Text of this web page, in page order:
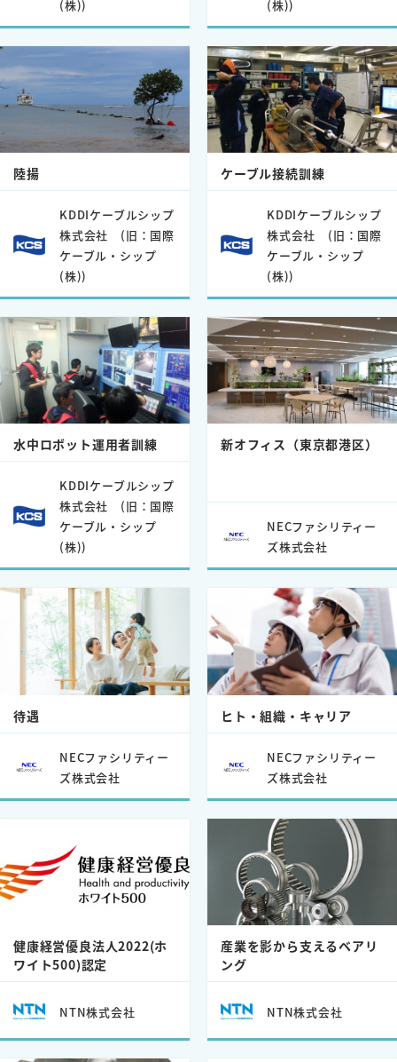
(株)) (株))
陸揚
KDDIケーブルシップ
株式会社 (旧：国際
ケーブル・シップ
(株))
ケーブル接続訓練
KDDIケーブルシップ
株式会社 (旧：国際
ケーブル・シップ
(株))
水中ロボット運用者訓練
KDDIケーブルシップ
株式会社 (旧：国際
ケーブル・シップ
(株))
新オフィス（東京都港区）
NECファシリティー
ズ株式会社
待遇
NECファシリティー
ズ株式会社
ヒト・組織・キャリア
NECファシリティー
ズ株式会社
健康経営優良法人2022(ホ
ワイト500)認定
NTN株式会社
産業を影から支えるベアリ
ング
NTN株式会社